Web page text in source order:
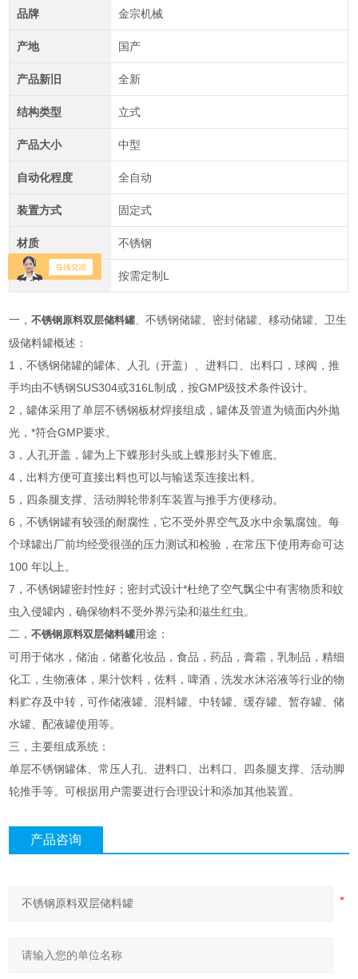
品牌 金宗机械
产地 国产
产品新旧 全新
结构类型 立式
产品大小 中型
自动化程度 全自动
装置方式 固定式
材质 不锈钢
容积 按需定制L
一，不锈钢原料双层储料罐、不锈钢储罐、密封储罐、移动储罐、卫生
级储料罐概述：
1，不锈钢储罐的罐体、人孔（开盖）、进料口、出料口，球阀，推
手均由不锈钢SUS304或316L制成，按GMP级技术条件设计。
2，罐体采用了单层不锈钢板材焊接组成，罐体及管道为镜面内外抛
光，*符合GMP要求。
3，人孔开盖，罐为上下蝶形封头或上蝶形封头下锥底。
4，出料方便可直接出料也可以与输送泵连接出料。
5，四条腿支撑、活动脚轮带刹车装置与推手方便移动。
6，不锈钢罐有较强的耐腐性，它不受外界空气及水中余氯腐蚀。每
个球罐出厂前均经受很强的压力测试和检验，在常压下使用寿命可达
100 年以上。
7，不锈钢罐密封性好；密封式设计*杜绝了空气飘尘中有害物质和蚊
虫入侵罐内，确保物料不受外界污染和滋生红虫。
二，不锈钢原料双层储料罐用途：
可用于储水，储油，储蓄化妆品，食品，药品，膏霜，乳制品，精细
化工，生物液体，果汁饮料，佐料，啤酒，洗发水沐浴液等行业的物
料贮存及中转，可作储液罐、混料罐、中转罐、缓存罐、暂存罐、储
水罐、配液罐使用等。
三，主要组成系统：
单层不锈钢罐体、常压人孔、进料口、出料口、四条腿支撑、活动脚
轮推手等。可根据用户需要进行合理设计和添加其他装置。
产品咨询